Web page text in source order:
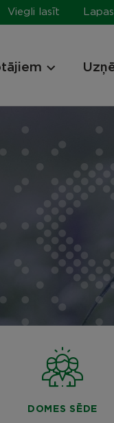
Viegli lasīt
DOMES SĒDE